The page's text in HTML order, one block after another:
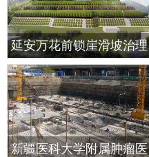
延安万花前锁崖滑坡治理
勘察及治理方案施工图设
计
新疆医科大学附属肿瘤医